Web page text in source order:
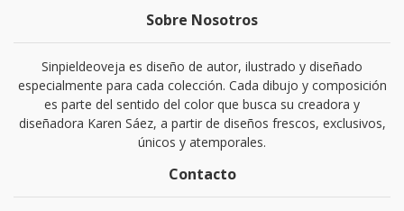
Sobre Nosotros
Sinpieldeoveja es diseño de autor, ilustrado y diseñado
especialmente para cada colección. Cada dibujo y composición
es parte del sentido del color que busca su creadora y
diseñadora Karen Sáez, a partir de diseños frescos, exclusivos,
únicos y atemporales.
Contacto